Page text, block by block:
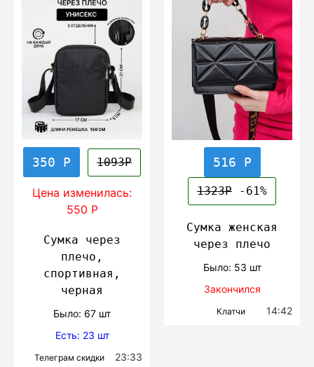
350 Р 1093Р
Цена изменилась:
550 Р
Сумка через
плечо,
спортивная,
черная
Было: 67 шт
Есть: 23 шт
Телеграм скидки 23:33
516 Р
1323Р -61%
Сумка женская
через плечо
Было: 53 шт
Закончился
Клатчи 14:42